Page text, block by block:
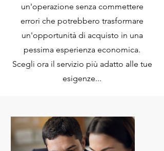
un'operazione senza commettere
errori che potrebbero trasformare
un'opportunità di acquisto in una
pessima esperienza economica.
Scegli ora il servizio più adatto alle tue
esigenze...